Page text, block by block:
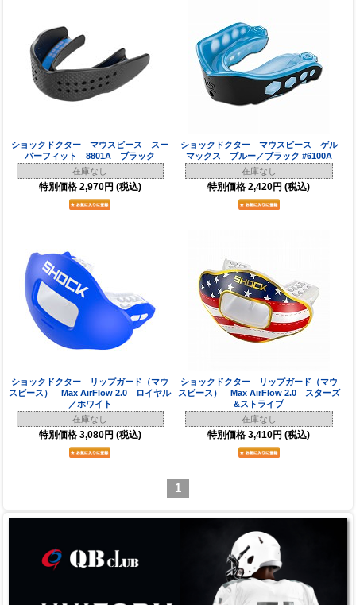
ショックドクター マウスピース スー
パーフィット 8801A ブラック
在庫なし
特別価格 2,970円 (税込)
ショックドクター マウスピース ゲル
マックス ブルー／ブラック #6100A
在庫なし
特別価格 2,420円 (税込)
ショックドクター リップガード（マウ
スピース） Max AirFlow 2.0 ロイヤル
／ホワイト
在庫なし
特別価格 3,080円 (税込)
ショックドクター リップガード（マウ
スピース） Max AirFlow 2.0 スターズ
&ストライプ
在庫なし
特別価格 3,410円 (税込)
1